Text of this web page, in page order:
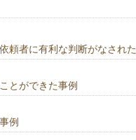
頼者に有利な判断がなされ
とができた事例
例